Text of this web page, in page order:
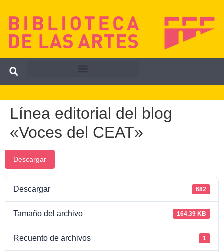
Línea editorial del blog
«Voces del CEAT»
Descargar
Descargar 682
Tamaño del archivo 164.39 KB
Recuento de archivos 1